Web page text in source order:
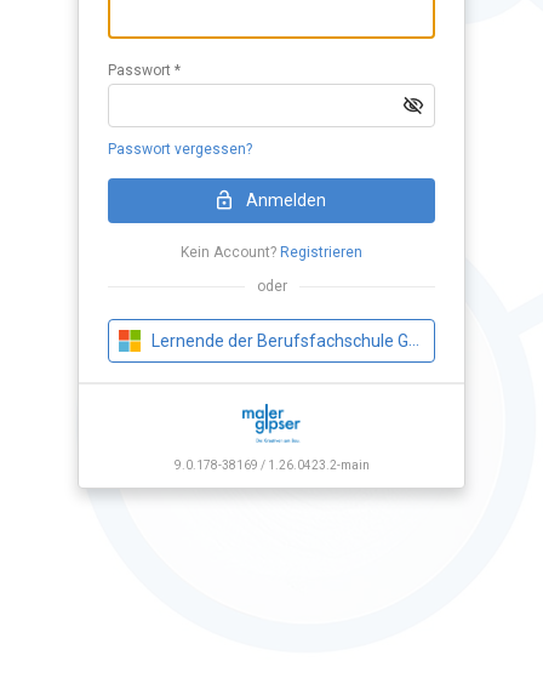
9.0.178-38169 / 1.26.0423.2-main
Passwort *
Passwort vergessen?
Anmelden
Kein Account? Registrieren
oder
Lernende der Berufsfachschule Gipser